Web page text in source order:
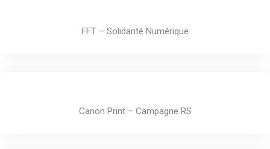
FFT – Solidarité Numérique
Canon Print – Campagne RS